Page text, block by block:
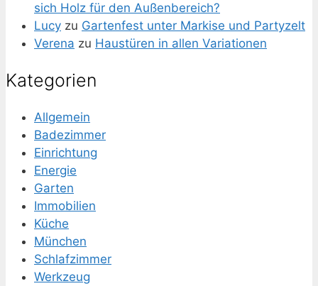
sich Holz für den Außenbereich?
Lucy zu Gartenfest unter Markise und Partyzelt
Verena zu Haustüren in allen Variationen
Kategorien
Allgemein
Badezimmer
Einrichtung
Energie
Garten
Immobilien
Küche
München
Schlafzimmer
Werkzeug